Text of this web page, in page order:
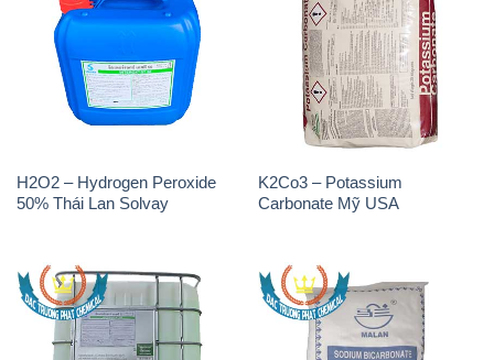
H2O2 – Hydrogen Peroxide
50% Thái Lan Solvay
K2Co3 – Potassium
Carbonate Mỹ USA